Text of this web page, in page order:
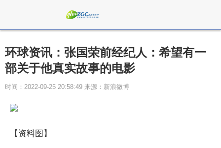
环球资讯：张国荣前经纪人：希望有一
部关于他真实故事的电影
时间：2022-09-25 20:58:49 来源：新浪微博
【资料图】